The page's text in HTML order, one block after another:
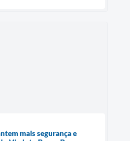
mais segurança e